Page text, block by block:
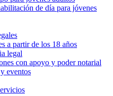
de día para jóvenes
a partir de los 18 años
legal
con apoyo y poder notarial
eventos